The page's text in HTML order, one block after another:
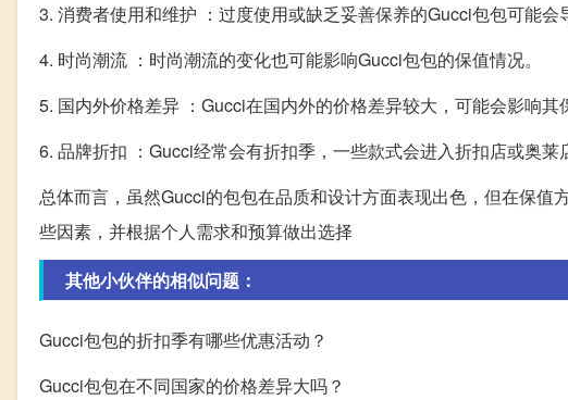
3. 消费者使用和维护 ：过度使用或缺乏妥善保养的Gucci包包可能会
4. 时尚潮流 ：时尚潮流的变化也可能影响Gucci包包的保值情况。
5. 国内外价格差异 ：Gucci在国内外的价格差异较大，可能会影响其
6. 品牌折扣 ：Gucci经常会有折扣季，一些款式会进入折扣店或奥莱
总体而言，虽然Gucci的包包在品质和设计方面表现出色，但在保
些因素，并根据个人需求和预算做出选择
其他小伙伴的相似问题：
Gucci包包的折扣季有哪些优惠活动？
Gucci包包在不同国家的价格差异大吗？